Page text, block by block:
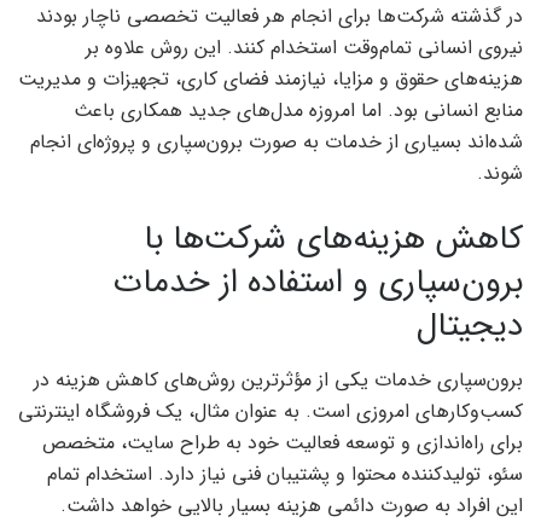
در گذشته شرکت‌ها برای انجام هر فعالیت تخصصی ناچار بودند
نیروی انسانی تمام‌وقت استخدام کنند. این روش علاوه بر
هزینه‌های حقوق و مزایا، نیازمند فضای کاری، تجهیزات و مدیریت
منابع انسانی بود. اما امروزه مدل‌های جدید همکاری باعث
شده‌اند بسیاری از خدمات به صورت برون‌سپاری و پروژه‌ای انجام
شوند.
کاهش هزینه‌های شرکت‌ها با
برون‌سپاری و استفاده از خدمات
دیجیتال
برون‌سپاری خدمات یکی از مؤثرترین روش‌های کاهش هزینه در
کسب‌وکارهای امروزی است. به عنوان مثال، یک فروشگاه اینترنتی
برای راه‌اندازی و توسعه فعالیت خود به طراح سایت، متخصص
سئو، تولیدکننده محتوا و پشتیبان فنی نیاز دارد. استخدام تمام
این افراد به صورت دائمی هزینه بسیار بالایی خواهد داشت.